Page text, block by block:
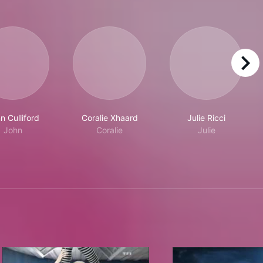
Culliford
John
Coralie Xhaard
Coralie
Julie Ricci
Julie
right